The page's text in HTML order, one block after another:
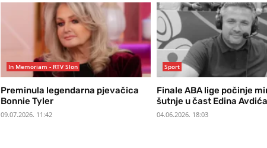
In Memoriam - RTV Slon
Preminula legendarna pjevačica
Bonnie Tyler
09.07.2026. 11:42
Sport
Finale ABA lige počinje
šutnje u čast Edina Avdića
04.06.2026. 18:03